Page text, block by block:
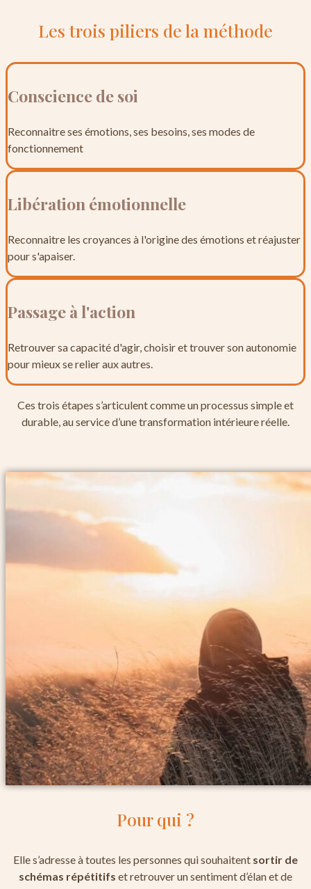
Les trois piliers de la méthode
Conscience de soi
Reconnaitre ses émotions, ses besoins, ses modes de
fonctionnement
Libération émotionnelle
Reconnaitre les croyances à l'origine des émotions et réajuster
pour s'apaiser.
Passage à l'action
Retrouver sa capacité d'agir, choisir et trouver son autonomie
pour mieux se relier aux autres.
Ces trois étapes s’articulent comme un processus simple et
durable, au service d’une transformation intérieure réelle.
Pour qui ?
Elle s’adresse à toutes les personnes qui souhaitent sortir de
schémas répétitifs et retrouver un sentiment d’élan et de